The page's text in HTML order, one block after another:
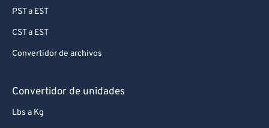
PST a EST
CST a EST
Convertidor de archivos
Convertidor de unidades
Lbs a Kg